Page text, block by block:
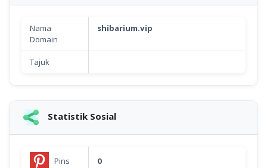
Nama
Domain
shibarium.vip
Tajuk
Statistik Sosial
Pins 0